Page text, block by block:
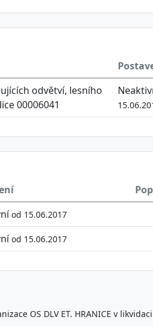
odvětví, lesního
00006041
od 15.06.2017
od 15.06.2017
OS DLV ET. HRANICE v likvidaci